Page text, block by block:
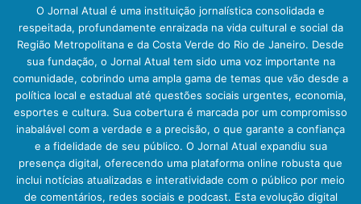
O Jornal Atual é uma instituição jornalística consolidada e
respeitada, profundamente enraizada na vida cultural e social da
Região Metropolitana e da Costa Verde do Rio de Janeiro. Desde
sua fundação, o Jornal Atual tem sido uma voz importante na
comunidade, cobrindo uma ampla gama de temas que vão desde a
política local e estadual até questões sociais urgentes, economia,
esportes e cultura. Sua cobertura é marcada por um compromisso
inabalável com a verdade e a precisão, o que garante a confiança
e a fidelidade de seu público. O Jornal Atual expandiu sua
presença digital, oferecendo uma plataforma online robusta que
inclui notícias atualizadas e interatividade com o público por meio
de comentários, redes sociais e podcast. Esta evolução digital